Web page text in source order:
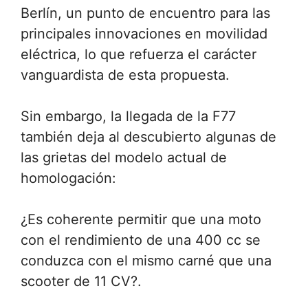
Berlín, un punto de encuentro para las
principales innovaciones en movilidad
eléctrica, lo que refuerza el carácter
vanguardista de esta propuesta.
Sin embargo, la llegada de la F77
también deja al descubierto algunas de
las grietas del modelo actual de
homologación:
¿Es coherente permitir que una moto
con el rendimiento de una 400 cc se
conduzca con el mismo carné que una
scooter de 11 CV?.